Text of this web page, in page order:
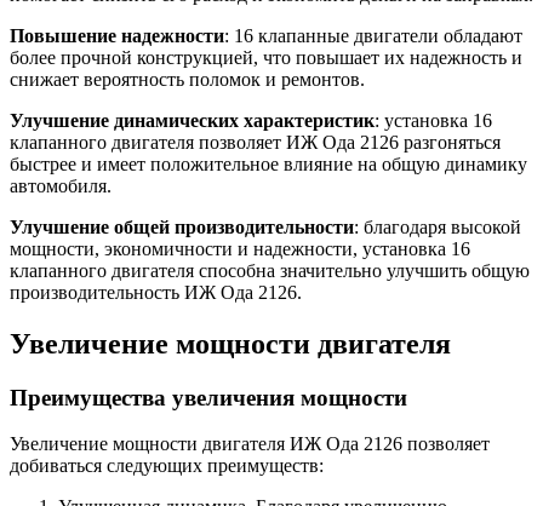
Повышение надежности: 16 клапанные двигатели обладают
более прочной конструкцией, что повышает их надежность и
снижает вероятность поломок и ремонтов.
Улучшение динамических характеристик: установка 16
клапанного двигателя позволяет ИЖ Ода 2126 разгоняться
быстрее и имеет положительное влияние на общую динамику
автомобиля.
Улучшение общей производительности: благодаря высокой
мощности, экономичности и надежности, установка 16
клапанного двигателя способна значительно улучшить общую
производительность ИЖ Ода 2126.
Увеличение мощности двигателя
Преимущества увеличения мощности
Увеличение мощности двигателя ИЖ Ода 2126 позволяет
добиваться следующих преимуществ: